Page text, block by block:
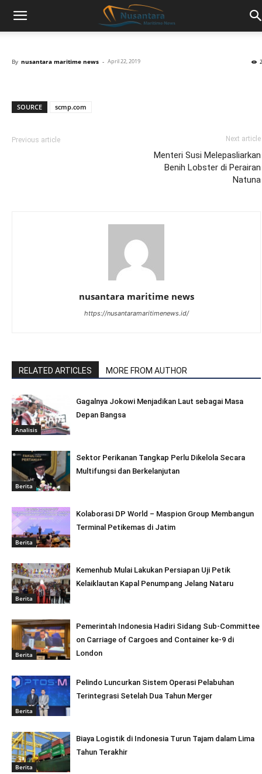
By nusantara maritime news - April 22, 2019
SOURCE scmp.com
Previous article Next article
Menteri Susi Melepasliarkan
Benih Lobster di Perairan
Natuna
nusantara maritime news
https://nusantaramaritimenews.id/
RELATED ARTICLES MORE FROM AUTHOR
Analisis
Gagalnya Jokowi Menjadikan Laut sebagai Masa
Depan Bangsa
Berita
Sektor Perikanan Tangkap Perlu Dikelola Secara
Multifungsi dan Berkelanjutan
Berita
Kolaborasi DP World – Maspion Group Membangun
Terminal Petikemas di Jatim
Berita
Kemenhub Mulai Lakukan Persiapan Uji Petik
Kelaiklautan Kapal Penumpang Jelang Nataru
Berita
Pemerintah Indonesia Hadiri Sidang Sub-Committee
on Carriage of Cargoes and Container ke-9 di
London
Berita
Pelindo Luncurkan Sistem Operasi Pelabuhan
Terintegrasi Setelah Dua Tahun Merger
Berita
Biaya Logistik di Indonesia Turun Tajam dalam Lima
Tahun Terakhir